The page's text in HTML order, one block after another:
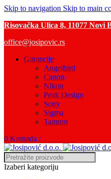
Skip to navigation Skip to main
Risovačka Ulica 8, 11077 Novi
office@josipovic.rs
Garancije
Angelbird
Canon
Nikon
Peak Design
Sony
Sigma
Tamron
0 Komada /
Izaberi kategoriju